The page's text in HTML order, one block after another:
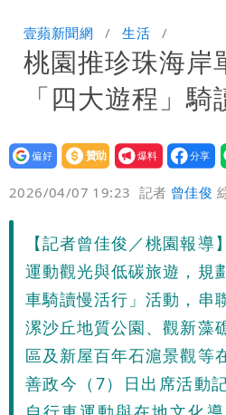
「終於能交代」 捐
白海豚颱風逼近！
變強」 路徑分歧藏
壹蘋新聞網 生活
桃園推珍珠海
「四大遊程」
設為
贊助
我要
爆料
2026/04/07 19:23 記者 曾佳俊
【記者曾佳俊／桃園報
運動觀光與低碳旅遊，規
車騎讀慢活行」活動，串
漯沙丘地質公園、觀新藻
區及新屋百年石滬景觀等
善政今（7）日出席活動